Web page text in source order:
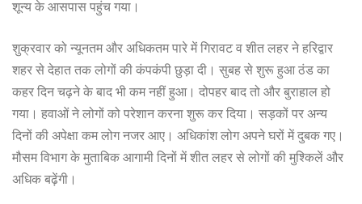
शून्य के आसपास पहुंच गया।
शुक्रवार को न्यूनतम और अधिकतम पारे में गिरावट व शीत लहर ने हरिद्वार
शहर से देहात तक लोगों की कंपकंपी छुड़ा दी। सुबह से शुरू हुआ ठंड का
कहर दिन चढ़ने के बाद भी कम नहीं हुआ। दोपहर बाद तो और बुराहाल हो
गया। हवाओं ने लोगों को परेशान करना शुरू कर दिया। सड़कों पर अन्य
दिनों की अपेक्षा कम लोग नजर आए। अधिकांश लोग अपने घरों में दुबक गए।
मौसम विभाग के मुताबिक आगामी दिनों में शीत लहर से लोगों की मुश्किलें और
अधिक बढ़ेंगी।